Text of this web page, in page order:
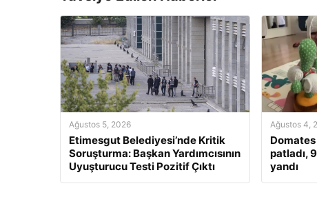
Ağustos 5, 2026
Etimesgut Belediyesi’nde Kritik
Soruşturma: Başkan Yardımcısının
Uyuşturucu Testi Pozitif Çıktı
Ağustos 4,
patladı,
yandı